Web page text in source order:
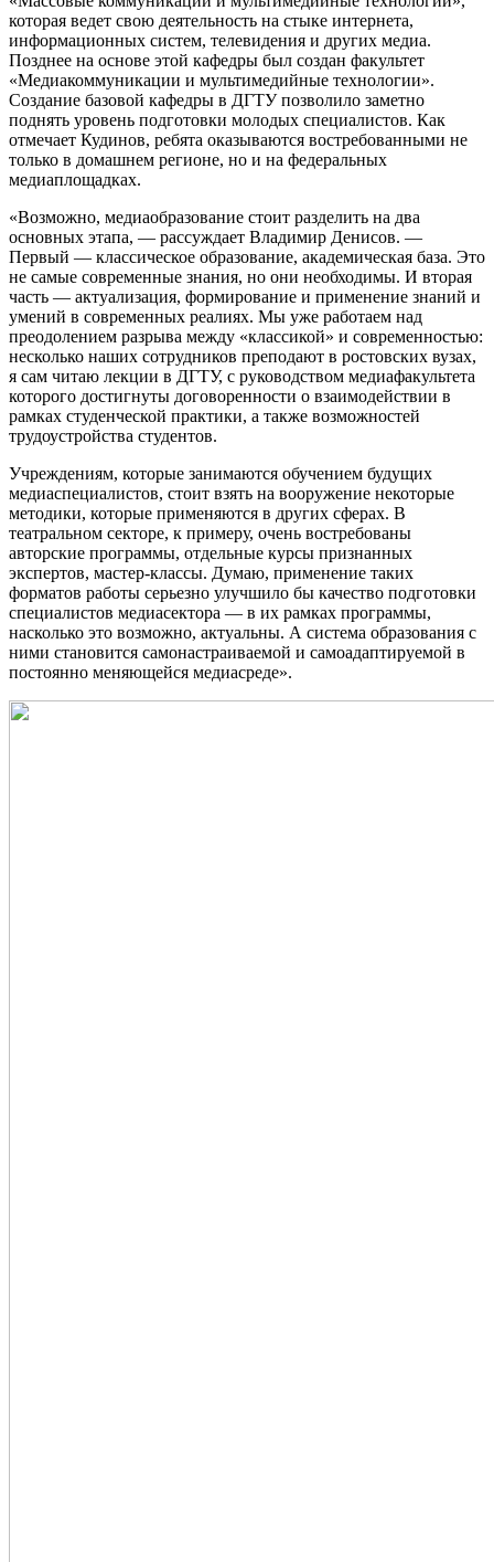
которая ведет свою деятельность на стыке интернета,
информационных систем, телевидения и других медиа.
Позднее на основе этой кафедры был создан факультет
«Медиакоммуникации и мультимедийные технологии».
Создание базовой кафедры в ДГТУ позволило заметно
поднять уровень подготовки молодых специалистов. Как
отмечает Кудинов, ребята оказываются востребованными не
только в домашнем регионе, но и на федеральных
медиаплощадках.
«Возможно, медиаобразование стоит разделить на два
основных этапа, — рассуждает Владимир Денисов. —
Первый — классическое образование, академическая база. Это
не самые современные знания, но они необходимы. И вторая
часть — актуализация, формирование и применение знаний и
умений в современных реалиях. Мы уже работаем над
преодолением разрыва между «классикой» и современностью:
несколько наших сотрудников преподают в ростовских вузах,
я сам читаю лекции в ДГТУ, с руководством медиафакультета
которого достигнуты договоренности о взаимодействии в
рамках студенческой практики, а также возможностей
трудоустройства студентов.
Учреждениям, которые занимаются обучением будущих
медиаспециалистов, стоит взять на вооружение некоторые
методики, которые применяются в других сферах. В
театральном секторе, к примеру, очень востребованы
авторские программы, отдельные курсы признанных
экспертов, мастер-классы. Думаю, применение таких
форматов работы серьезно улучшило бы качество подготовки
специалистов медиасектора — в их рамках программы,
насколько это возможно, актуальны. А система образования с
ними становится самонастраиваемой и самоадаптируемой в
постоянно меняющейся медиасреде».